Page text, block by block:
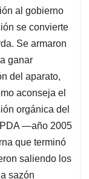
al gobierno
se convierte
Se armaron
ganar
del aparato,
aconseja el
orgánica del
—año 2005
que terminó
saliendo los
sazón